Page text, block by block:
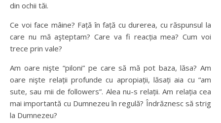
din ochii tăi.
Ce voi face mâine? Față în față cu durerea, cu răspunsul la
care nu mă aşteptam? Care va fi reacția mea? Cum voi
trece prin vale?
Am oare nişte “piloni” pe care să mă pot baza, lăsa? Am
oare nişte relații profunde cu apropiații, lăsați aia cu “am
sute, sau mii de followers”. Alea nu-s relații. Am relația cea
mai importantă cu Dumnezeu în regulă? Îndrăznesc să strig
la Dumnezeu?